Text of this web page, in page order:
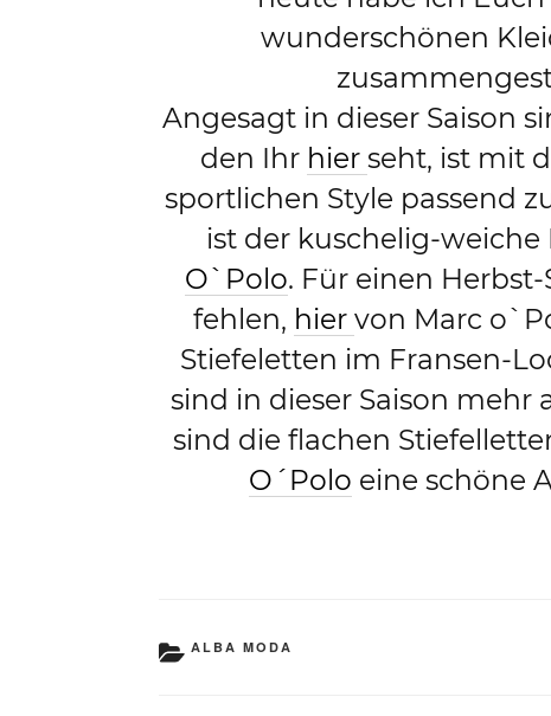
wunderschönen
Angesagt in dieser Saison
den Ihr hier seht, ist mit
sportlichen Style passend
ist der kuschelig-
O`Polo. Für einen
fehlen, hier von Marc
Stiefeletten im Fransen-
sind in dieser Saison mehr
sind die flachen
O´Polo eine schöne
KATEGORIEN
ALBA MODA